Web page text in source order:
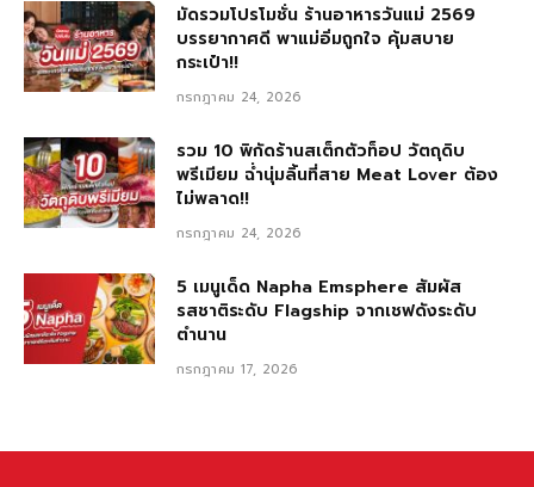
มัดรวมโปรโมชั่น ร้านอาหารวันแม่ 2569
บรรยากาศดี พาแม่อิ่มถูกใจ คุ้มสบาย
กระเป๋า!!
กรกฎาคม 24, 2026
รวม 10 พิกัดร้านสเต็กตัวท็อป วัตถุดิบ
พรีเมียม ฉ่ำนุ่มลิ้นที่สาย Meat Lover ต้อง
ไม่พลาด!!
กรกฎาคม 24, 2026
5 เมนูเด็ด Napha Emsphere สัมผัส
รสชาติระดับ Flagship จากเชฟดังระดับ
ตำนาน
กรกฎาคม 17, 2026